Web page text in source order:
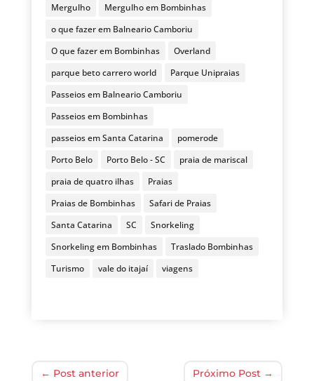
Mergulho
Mergulho em Bombinhas
o que fazer em Balneario Camboriu
O que fazer em Bombinhas
Overland
parque beto carrero world
Parque Unipraias
Passeios em Balneario Camboriu
Passeios em Bombinhas
passeios em Santa Catarina
pomerode
Porto Belo
Porto Belo - SC
praia de mariscal
praia de quatro ilhas
Praias
Praias de Bombinhas
Safari de Praias
Santa Catarina
SC
Snorkeling
Snorkeling em Bombinhas
Traslado Bombinhas
Turismo
vale do itajaí viagens
← Post anterior Próximo Post →